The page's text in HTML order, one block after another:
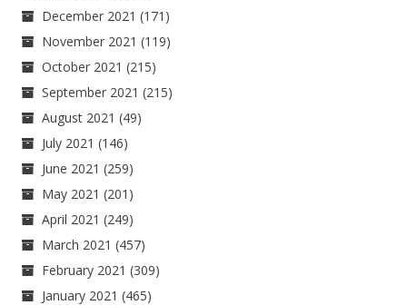
December 2021 (171)
November 2021 (119)
October 2021 (215)
September 2021 (215)
August 2021 (49)
July 2021 (146)
June 2021 (259)
May 2021 (201)
April 2021 (249)
March 2021 (457)
February 2021 (309)
January 2021 (465)